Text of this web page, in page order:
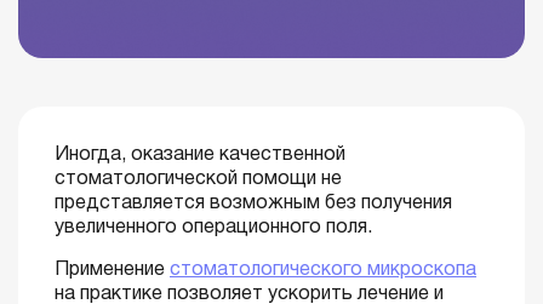
Иногда, оказание качественной
стоматологической помощи не
представляется возможным без получения
увеличенного операционного поля.
Применение стоматологического микроскопа
на практике позволяет ускорить лечение и